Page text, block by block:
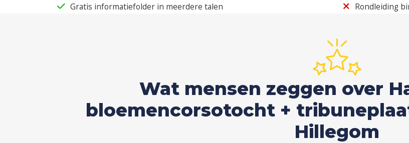
Gratis informatiefolder in meerdere talen
Rondleiding
Wat mensen zeggen over
bloemencorsotocht +
Hillegom